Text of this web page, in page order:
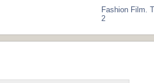
Fashion Film.
2